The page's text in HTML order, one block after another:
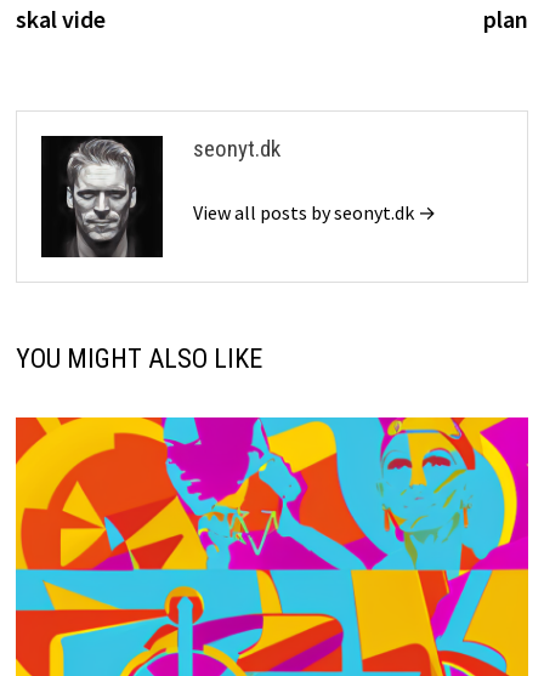
skal vide
plan
seonyt.dk
View all posts by seonyt.dk →
YOU MIGHT ALSO LIKE